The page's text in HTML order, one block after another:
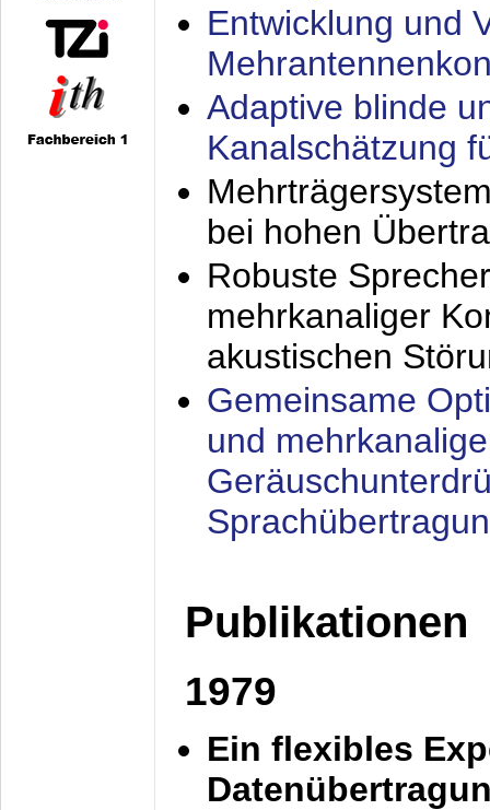
Entwicklung und
Adaptive blinde
Kanalschätzung
bei hohen
Robuste
mehrkanaliger
akustischen
Gemeinsame
und
Publikationen
1979
Ein flexibles